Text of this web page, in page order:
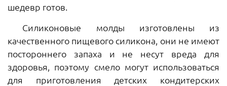
шедевр готов.
Силиконовые молды изготовлены из
качественного пищевого силикона, они не имеют
постороннего запаха и не несут вреда для
здоровья, поэтому смело могут использоваться
для приготовления детских кондитерских